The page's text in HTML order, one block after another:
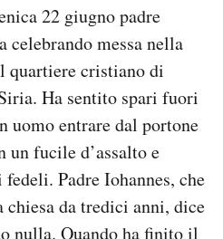
22 giugno padre
celebrando messa nella
quartiere cristiano di
Ha sentito spari fuori
uomo entrare dal portone
un fucile d’assalto e
fedeli. Padre Iohannes, che
chiesa da tredici anni, dice
nulla. Quando ha finito il